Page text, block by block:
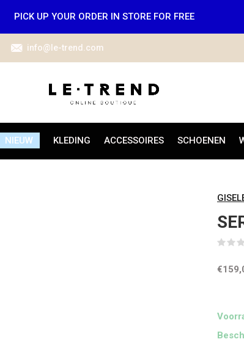
NIEUW KLEDING ACCESSOIRES SCHOENEN
info@le-trend.com
PICK UP YOUR ORDER IN STORE FOR FREE